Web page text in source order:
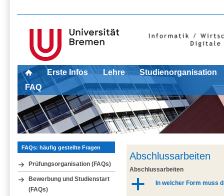
Erste Infos Lehre
Studienorganisation
FAQ
FAQs: häufig gestellte Fragen
Prüfungsorganisation (FAQs)
Bewerbung und Studienstart
(FAQs)
Abschlussarbeiten
Abschlussarbeiten
a In welcher Form muss